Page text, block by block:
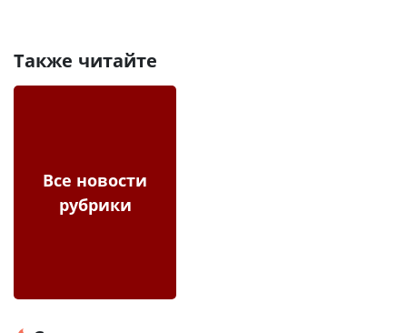
Также читайте
Все новости
рубрики